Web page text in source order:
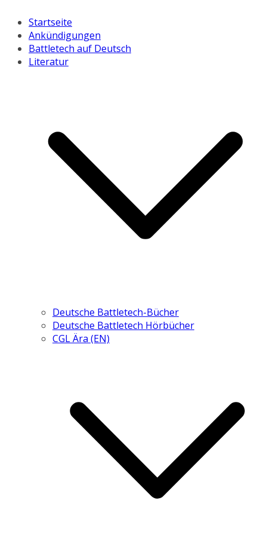
Startseite
Ankündigungen
Battletech auf Deutsch
Literatur
Deutsche Battletech-Bücher
Deutsche Battletech Hörbücher
CGL Ära (EN)